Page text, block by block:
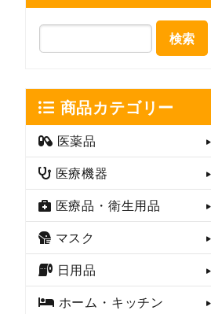
検索
商品カテゴリー
医薬品
医療機器
医療品・衛生用品
マスク
日用品
ホーム・キッチン